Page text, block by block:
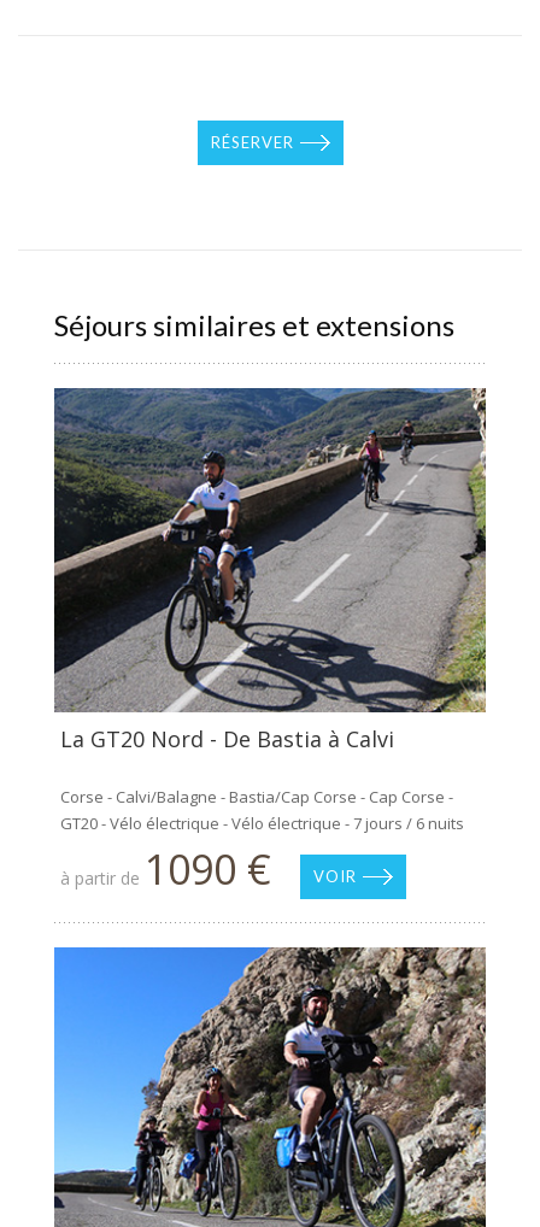
RÉSERVER
Séjours similaires et extensions
La GT20 Nord - De Bastia à Calvi
Corse - Calvi/Balagne - Bastia/Cap Corse - Cap Corse -
GT20 - Vélo électrique - Vélo électrique - 7 jours / 6 nuits
à partir de 1090 € VOIR